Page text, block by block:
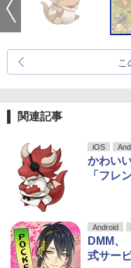
こ
関連記事
iOS
かわい
「フレ
Android
DMM、
式サー